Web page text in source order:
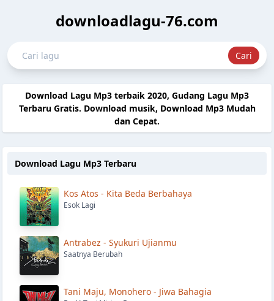
downloadlagu-76.com
Download Lagu Mp3 terbaik 2020, Gudang Lagu Mp3
Terbaru Gratis. Download musik, Download Mp3 Mudah
dan Cepat.
Download Lagu Mp3 Terbaru
Kos Atos - Kita Beda Berbahaya
Esok Lagi
Antrabez - Syukuri Ujianmu
Saatnya Berubah
Tani Maju, Monohero - Jiwa Bahagia